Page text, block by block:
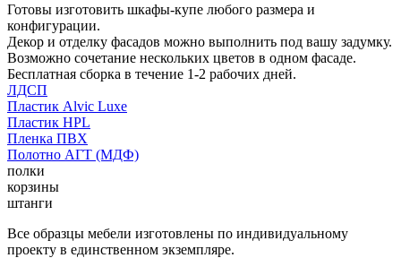
Готовы изготовить шкафы-купе любого размера и
конфигурации.
Декор и отделку фасадов можно выполнить под вашу задумку.
Возможно сочетание нескольких цветов в одном фасаде.
Бесплатная сборка в течение 1-2 рабочих дней.
ЛДСП
Пластик Alvic Luxe
Пластик HPL
Пленка ПВХ
Полотно АГТ (МДФ)
полки
корзины
штанги
Все образцы мебели изготовлены по индивидуальному
проекту в единственном экземпляре.